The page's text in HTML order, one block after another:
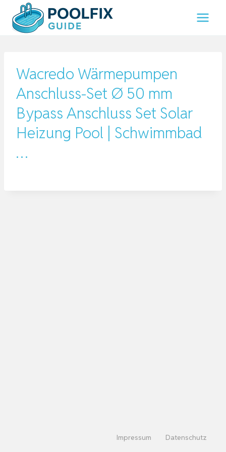
Inhalt
springen
Wacredo Wärmepumpen
Anschluss-Set Ø 50 mm
Bypass Anschluss Set Solar
Heizung Pool | Schwimmbad
…
Impressum Datenschutz